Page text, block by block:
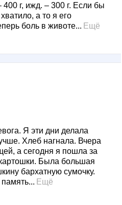
г, ижд. – 300 г. Если бы
а то я его
боль в животе... Ещё
Я эти дни делала
Хлеб нагнала. Вчера
а сегодня я пошла за
Была большая
бархатную сумочку.
Ещё